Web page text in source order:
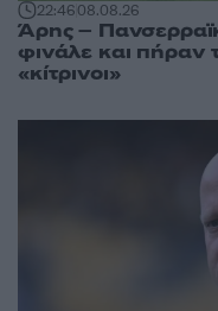
22:4608.08.26
Άρης –
φινάλε και πήραν
«κίτρινοι»